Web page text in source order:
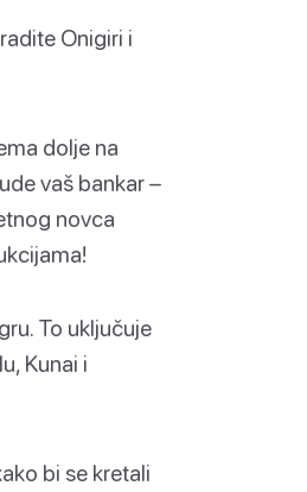
Onigiri i
dolje na
vaš bankar –
novca
To uključuje
Kunai i
bi se kretali